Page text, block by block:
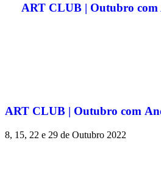
ART CLUB | Outubro
ART CLUB | Outubro com
8, 15, 22 e 29 de Outubro 2022